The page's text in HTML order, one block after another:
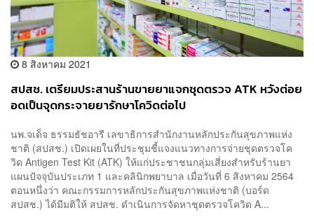
8 สิงหาคม 2021
สปสช. เตรียมประสานร้านขายยาแจกชุดตรวจ ATK หวังต่อย
อดเป็นจุดกระจายยารักษาโควิดต่อไป
นพ.จเด็จ ธรรมธัชอารี เลขาธิการสำนักงานหลักประกันสุขภาพแห่ง
ชาติ (สปสช.) เปิดเผยในที่ประชุมชี้แจงแนวทางการจ่ายชุดตรวจโค
วิด Antigen Test Kit (ATK) ให้แก่ประชาชนกลุ่มเสี่ยงสำหรับร้านยา
แผนปัจจุบันประเภท 1 และคลินิกพยาบาล เมื่อวันที่ 6 สิงหาคม 2564
ตอนหนึ่งว่า คณะกรรมการหลักประกันสุขภาพแห่งชาติ (บอร์ด
สปสช.) ได้มีมติให้ สปสช. ดำเนินการจัดหาชุดตรวจโควิด A...